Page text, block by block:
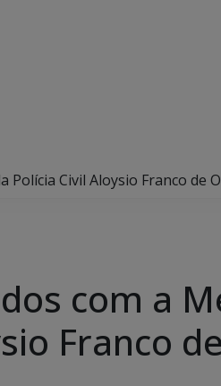
Polícia Civil Aloysio Franco de
com a
Franco